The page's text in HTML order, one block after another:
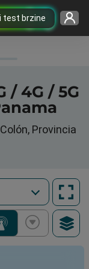
test brzine
/ 4G / 5G
Provincia